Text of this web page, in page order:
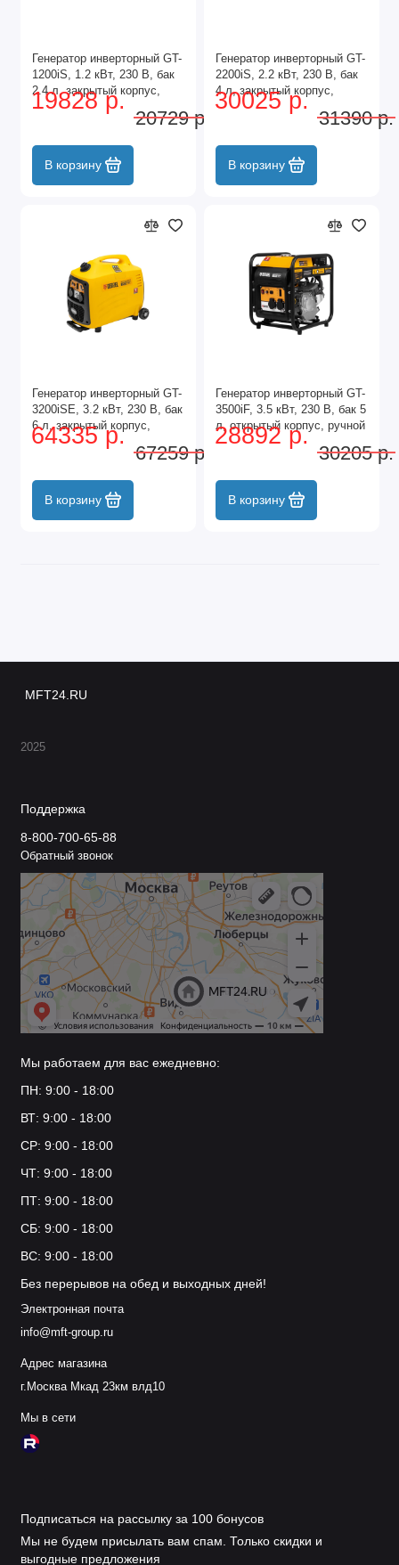
Генератор инверторный GT-
1200iS, 1.2 кВт, 230 В, бак
2.4 л, закрытый корпус,
ручной старт Denzel
19828 р.
20729 р.
В корзину
Генератор инверторный GT-
2200iS, 2.2 кВт, 230 В, бак
4 л, закрытый корпус,
ручной старт Denzel
30025 р.
31390 р.
В корзину
Генератор инверторный GT-
3200iSE, 3.2 кВт, 230 В, бак
6 л, закрытый корпус,
электростартер Denzel
64335 р.
67259 р.
В корзину
Генератор инверторный GT-
3500iF, 3.5 кВт, 230 В, бак 5
л, открытый корпус, ручной
старт Denzel
28892 р.
30205 р.
В корзину
MFT24.RU
2025
Поддержка
8-800-700-65-88
Обратный звонок
Мы работаем для вас ежедневно:
ПН: 9:00 - 18:00
ВТ: 9:00 - 18:00
СР: 9:00 - 18:00
ЧТ: 9:00 - 18:00
ПТ: 9:00 - 18:00
СБ: 9:00 - 18:00
ВС: 9:00 - 18:00
Без перерывов на обед и выходных дней!
Электронная почта
info@mft-group.ru
Адрес магазина
г.Москва Мкад 23км влд10
Мы в сети
Подписаться на рассылку за 100 бонусов
Мы не будем присылать вам спам. Только скидки и
выгодные предложения